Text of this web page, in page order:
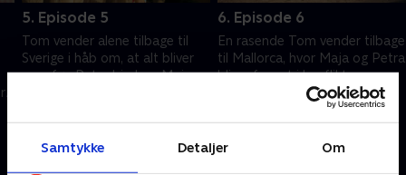
Samtykke Detaljer Om
5. Episode 5
Tom vender alene tilbage til
Sverige i håb om, at alt bliver
som før. Petra hjælper Maja
6. Episode 6
En rasende Tom vender tilbage
til Mallorca, hvor Maja og Petra
bliver fanget i konflikten
mellem brødrene.